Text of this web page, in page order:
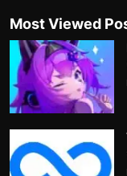
Most Viewed